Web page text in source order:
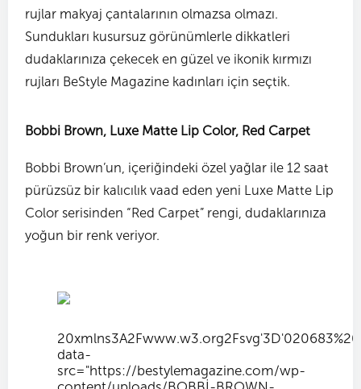
rujlar makyaj çantalarının olmazsa olmazı.
Sundukları kusursuz görünümlerle dikkatleri
dudaklarınıza çekecek en güzel ve ikonik kırmızı
rujları BeStyle Magazine kadınları için seçtik.
Bobbi Brown, Luxe Matte Lip Color, Red Carpet
Bobbi Brown’un, içeriğindeki özel yağlar ile 12 saat
pürüzsüz bir kalıcılık vaad eden yeni Luxe Matte Lip
Color serisinden “Red Carpet” rengi, dudaklarınıza
yoğun bir renk veriyor.
20xmlns3A2Fwww.w3.org2Fsvg'3D'0
data-
src="https://bestylemagazine.com/wp-